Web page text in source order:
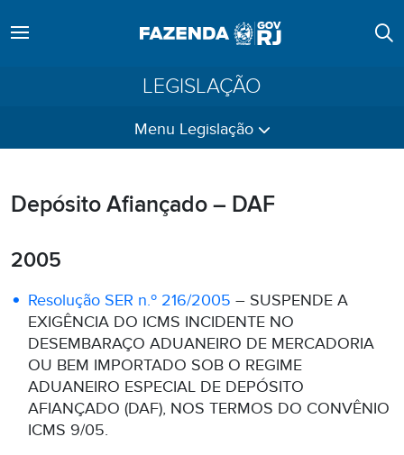
LEGISLAÇÃO
Menu Legislação
Depósito Afiançado – DAF
2005
Resolução SER n.º 216/2005 – SUSPENDE A
EXIGÊNCIA DO ICMS INCIDENTE NO
DESEMBARAÇO ADUANEIRO DE MERCADORIA
OU BEM IMPORTADO SOB O REGIME
ADUANEIRO ESPECIAL DE DEPÓSITO
AFIANÇADO (DAF), NOS TERMOS DO CONVÊNIO
ICMS 9/05.